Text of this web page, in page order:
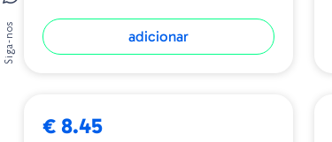
adicionar
€ 8.45
Siga-nos